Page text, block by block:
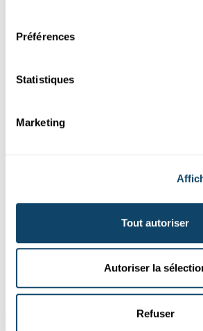
Préférences
Statistiques
Marketing
Tout autoriser
Autoriser la
Refuser
Suivez le monde de la
Souscrivez à notre
DE
En cochant cette case, vous acceptez de
pouvez à tout moment et très facilement vous
le lien de désabonnement présent au bas de